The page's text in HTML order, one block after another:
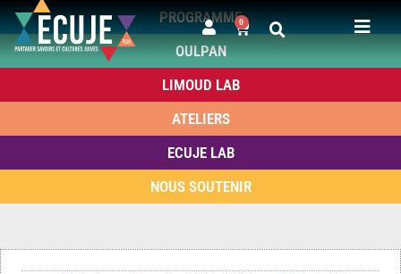
0
PROGRAMME
OULPAN
LIMOUD LAB
ATELIERS
ECUJE LAB
NOUS SOUTENIR